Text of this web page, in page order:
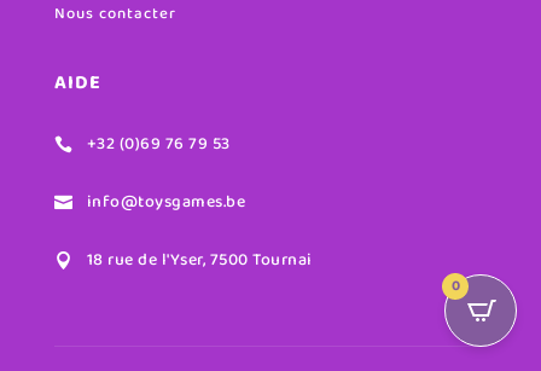
Nous contacter
AIDE
 +32 (0)69 76 79 53
 info@toysgames.be
 18 rue de l'Yser, 7500 Tournai
0